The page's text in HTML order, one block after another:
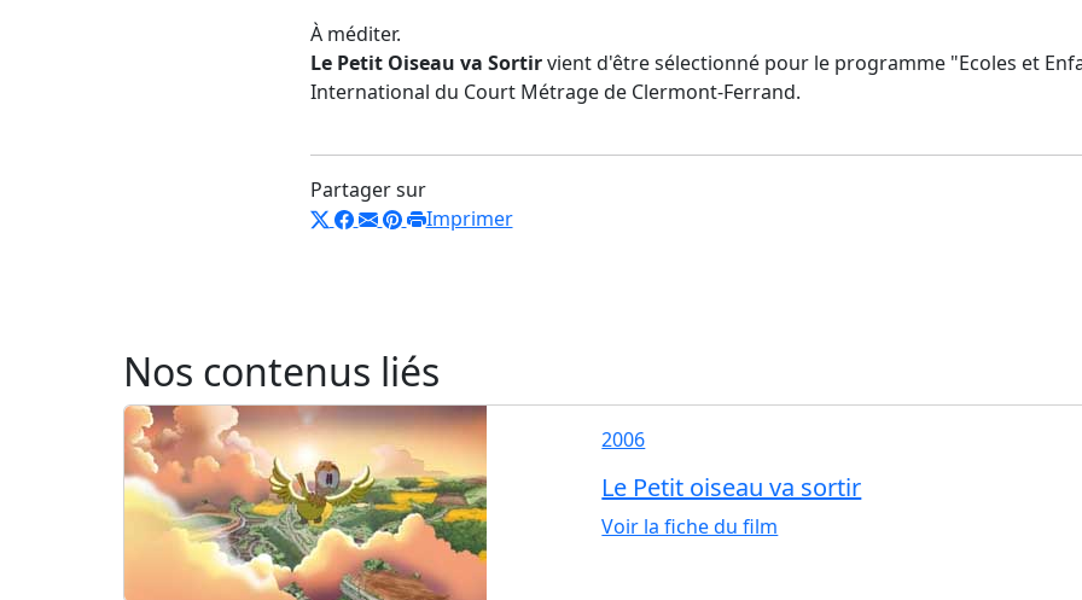
À méditer.
Le Petit Oiseau va Sortirvient d'être sélectionné pour le programme "Ecoles et
International du Court Métrage de Clermont-Ferrand.
Partager sur
Imprimer
Nos contenus liés
2006
Le Petit oiseau va sortir
Voir la fiche du film